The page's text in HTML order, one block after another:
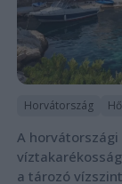
Horvátország
A
a tározó